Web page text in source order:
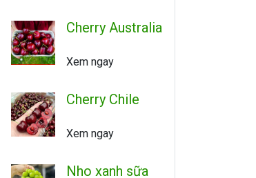
Cherry Australia
Xem ngay
Cherry Chile
Xem ngay
Nho xanh sữa